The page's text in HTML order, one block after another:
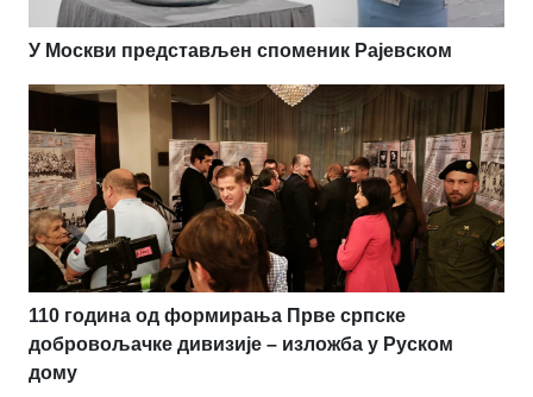
У Москви представљен споменик Рајевском
110 година од формирања Прве српске
добровољачке дивизије – изложба у Руском
дому